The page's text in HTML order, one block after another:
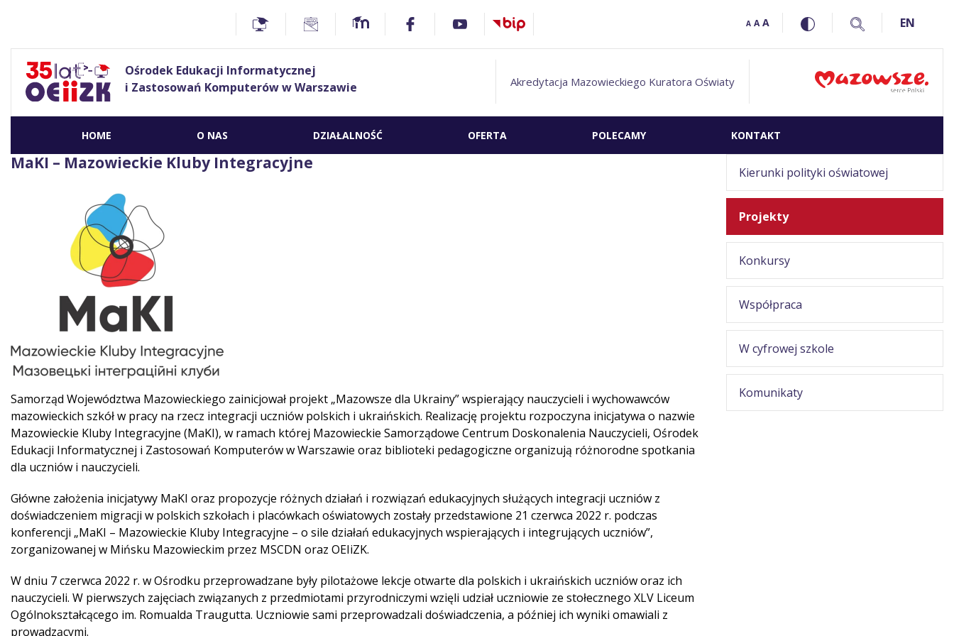
A A A EN
Ośrodek Edukacji Informatycznej
i Zastosowań Komputerów w Warszawie
Akredytacja Mazowieckiego Kuratora Oświaty
HOME O NAS DZIAŁALNOŚĆ OFERTA POLECAMY KONTAKT
MaKI – Mazowieckie Kluby Integracyjne
Samorząd Województwa Mazowieckiego zainicjował projekt „Mazowsze dla Ukrainy” wspierający nauczycieli i wychowawców
mazowieckich szkół w pracy na rzecz integracji uczniów polskich i ukraińskich. Realizację projektu rozpoczyna inicjatywa o nazwie
Mazowieckie Kluby Integracyjne (MaKI), w ramach której Mazowieckie Samorządowe Centrum Doskonalenia Nauczycieli, Ośrodek
Edukacji Informatycznej i Zastosowań Komputerów w Warszawie oraz biblioteki pedagogiczne organizują różnorodne spotkania
dla uczniów i nauczycieli.
Główne założenia inicjatywy MaKI oraz propozycje różnych działań i rozwiązań edukacyjnych służących integracji uczniów z
doświadczeniem migracji w polskich szkołach i placówkach oświatowych zostały przedstawione 21 czerwca 2022 r. podczas
konferencji „MaKI – Mazowieckie Kluby Integracyjne – o sile działań edukacyjnych wspierających i integrujących uczniów”,
zorganizowanej w Mińsku Mazowieckim przez MSCDN oraz OEIiZK.
W dniu 7 czerwca 2022 r. w Ośrodku przeprowadzane były pilotażowe lekcje otwarte dla polskich i ukraińskich uczniów oraz ich
nauczycieli. W pierwszych zajęciach związanych z przedmiotami przyrodniczymi wzięli udział uczniowie ze stołecznego XLV Liceum
Ogólnokształcącego im. Romualda Traugutta. Uczniowie sami przeprowadzali doświadczenia, a później ich wyniki omawiali z
prowadzącymi.
Kierunki polityki oświatowej
Projekty
Konkursy
Współpraca
W cyfrowej szkole
Komunikaty